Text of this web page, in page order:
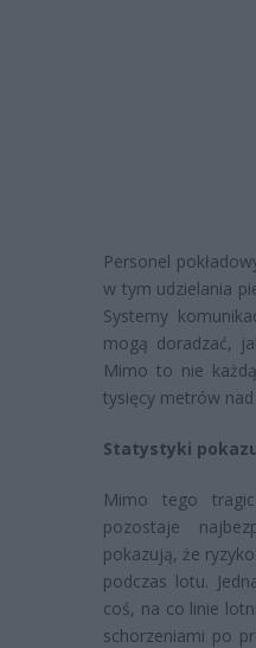
Personel
w tym udzielania
Systemy
mogą doradzać,
Mimo to nie
tysięcy metrów
Statystyki
Mimo tego
pozostaje
pokazują, że
podczas lotu.
coś, na co linie
schorzeniami po